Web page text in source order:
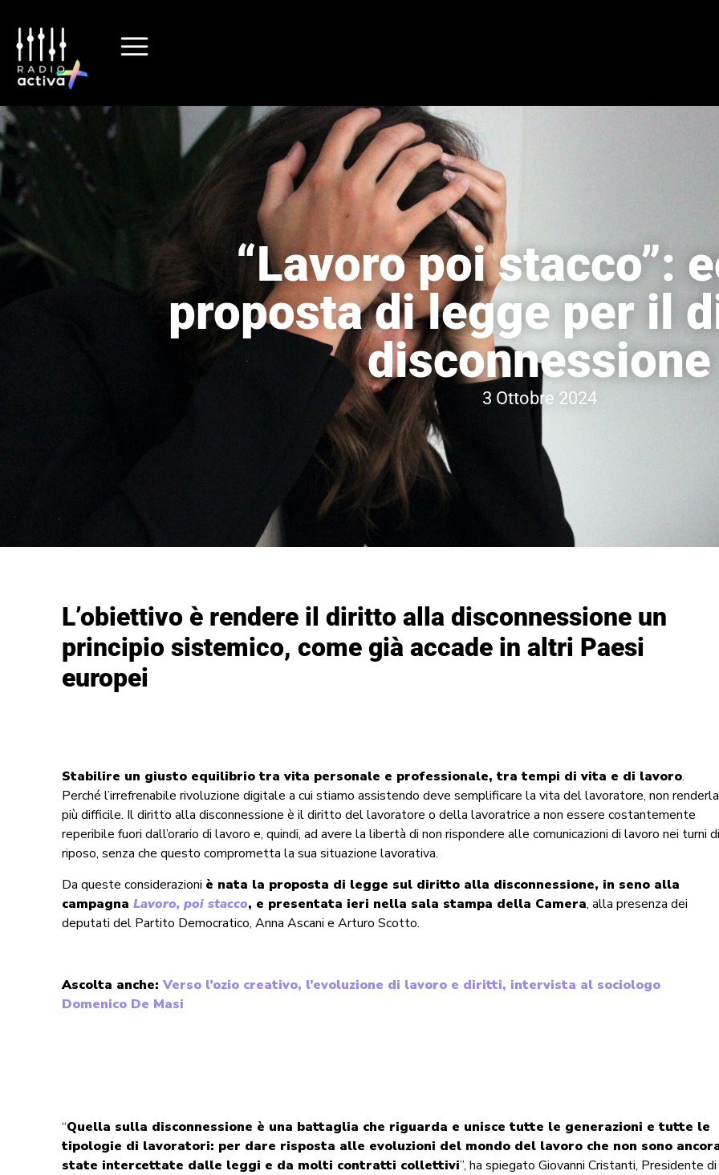
“Lavoro poi stacco”:
proposta di legge per il
disconnessione
3 Ottobre 2024
L’obiettivo è rendere il diritto alla disconnessione un
principio sistemico, come già accade in altri Paesi
europei
Stabilire un giusto equilibrio tra vita personale e professionale, tra tempi di vita e di lavoro.
Perché l’irrefrenabile rivoluzione digitale a cui stiamo assistendo deve semplificare la vita del lavoratore, non renderla
più difficile. Il diritto alla disconnessione è il diritto del lavoratore o della lavoratrice a non essere costantemente
reperibile fuori dall’orario di lavoro e, quindi, ad avere la libertà di non rispondere alle comunicazioni di lavoro nei turni di
riposo, senza che questo comprometta la sua situazione lavorativa.
Da queste considerazioni è nata la proposta di legge sul diritto alla disconnessione, in seno alla
campagnaLavoro, poi stacco, e presentata ieri nella sala stampa della Camera, alla presenza dei
deputati del Partito Democratico, Anna Ascani e Arturo Scotto.
Ascolta anche:Verso l’ozio creativo, l’evoluzione di lavoro e diritti, intervista al sociologo
Domenico De Masi
“Quella sulla disconnessione è una battaglia che riguarda e unisce tutte le generazioni e tutte le
tipologie di lavoratori: per dare risposta alle evoluzioni del mondo del lavoro che non sono
state intercettate dalle leggi e da molti contratti collettivi”, ha spiegato Giovanni Cristanti, Presidente di